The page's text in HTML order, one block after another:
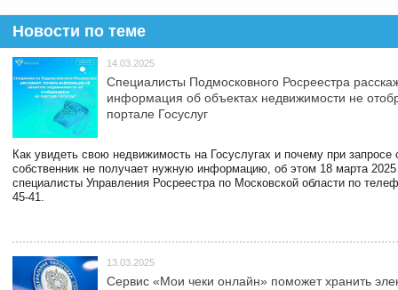
Новости по теме
14.03.2025
Специалисты Подмосковного Росреестра
информация об объектах недвижимости не
портале Госуслуг
Как увидеть свою недвижимость на Госуслугах и почему при запросе
собственник не получает нужную информацию, об этом 18 марта 2025
специалисты Управления Росреестра по Московской области по
45-41.
13.03.2025
Сервис «Мои чеки онлайн» поможет хранить